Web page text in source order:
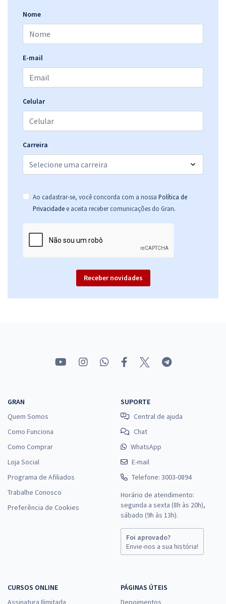
Nome
E-mail
Celular
Carreira
Ao cadastrar-se, você concorda com a nossa Política de
Privacidade e aceita receber comunicações do Gran.
Receber novidades
GRAN
Quem Somos
Como Funciona
Como Comprar
Loja Social
Programa de Afiliados
Trabalhe Conosco
Preferência de Cookies
SUPORTE
Central de ajuda
Chat
WhatsApp
E-mail
Telefone: 3003-0894
Horário de atendimento:
segunda a sexta (8h às 20h),
sábado (9h às 13h).
Foi aprovado?
Envie-nos a sua história!
CURSOS ONLINE
Assinatura Ilimitada
PÁGINAS ÚTEIS
Depoimentos